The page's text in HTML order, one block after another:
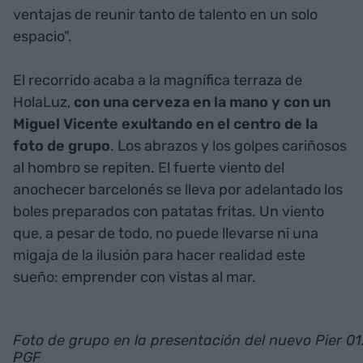
ventajas de reunir tanto de talento en un solo
espacio".
El recorrido acaba a la magnífica terraza de
HolaLuz, con una cerveza en la mano y con un
Miguel Vicente exultando en el centro de la
foto de grupo. Los abrazos y los golpes cariñosos
al hombro se repiten. El fuerte viento del
anochecer barcelonés se lleva por adelantado los
boles preparados con patatas fritas. Un viento
que, a pesar de todo, no puede llevarse ni una
migaja de la ilusión para hacer realidad este
sueño: emprender con vistas al mar.
Foto de grupo en la presentación del nuevo Pier
PGF